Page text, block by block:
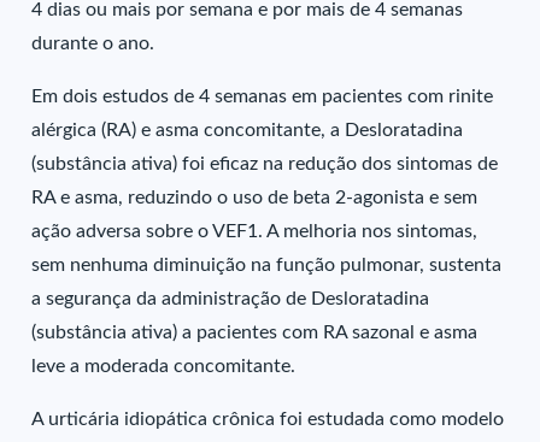
4 dias ou mais por semana e por mais de 4 semanas
durante o ano.
Em dois estudos de 4 semanas em pacientes com rinite
alérgica (RA) e asma concomitante, a Desloratadina
(substância ativa) foi eficaz na redução dos sintomas de
RA e asma, reduzindo o uso de beta 2-agonista e sem
ação adversa sobre o VEF1. A melhoria nos sintomas,
sem nenhuma diminuição na função pulmonar, sustenta
a segurança da administração de Desloratadina
(substância ativa) a pacientes com RA sazonal e asma
leve a moderada concomitante.
A urticária idiopática crônica foi estudada como modelo